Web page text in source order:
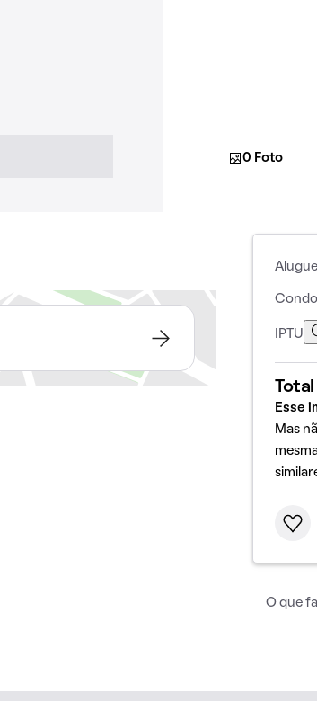
0 Foto
Aluguel
IPTU
Total
Esse
Mas
O que